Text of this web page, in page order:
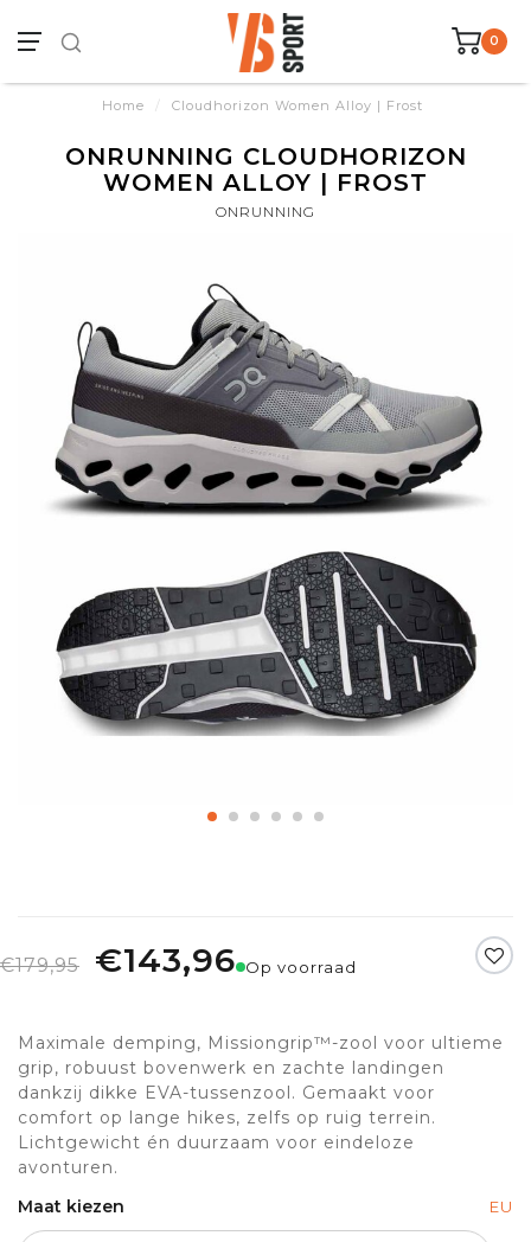
0
Home / Cloudhorizon Women Alloy | Frost
ONRUNNING CLOUDHORIZON
WOMEN ALLOY | FROST
ONRUNNING
€179,95 €143,96 Op voorraad
Maximale demping, Missiongrip™-zool voor ultieme
grip, robuust bovenwerk en zachte landingen
dankzij dikke EVA-tussenzool. Gemaakt voor
comfort op lange hikes, zelfs op ruig terrein.
Lichtgewicht én duurzaam voor eindeloze
avonturen.
Maat kiezen
EU